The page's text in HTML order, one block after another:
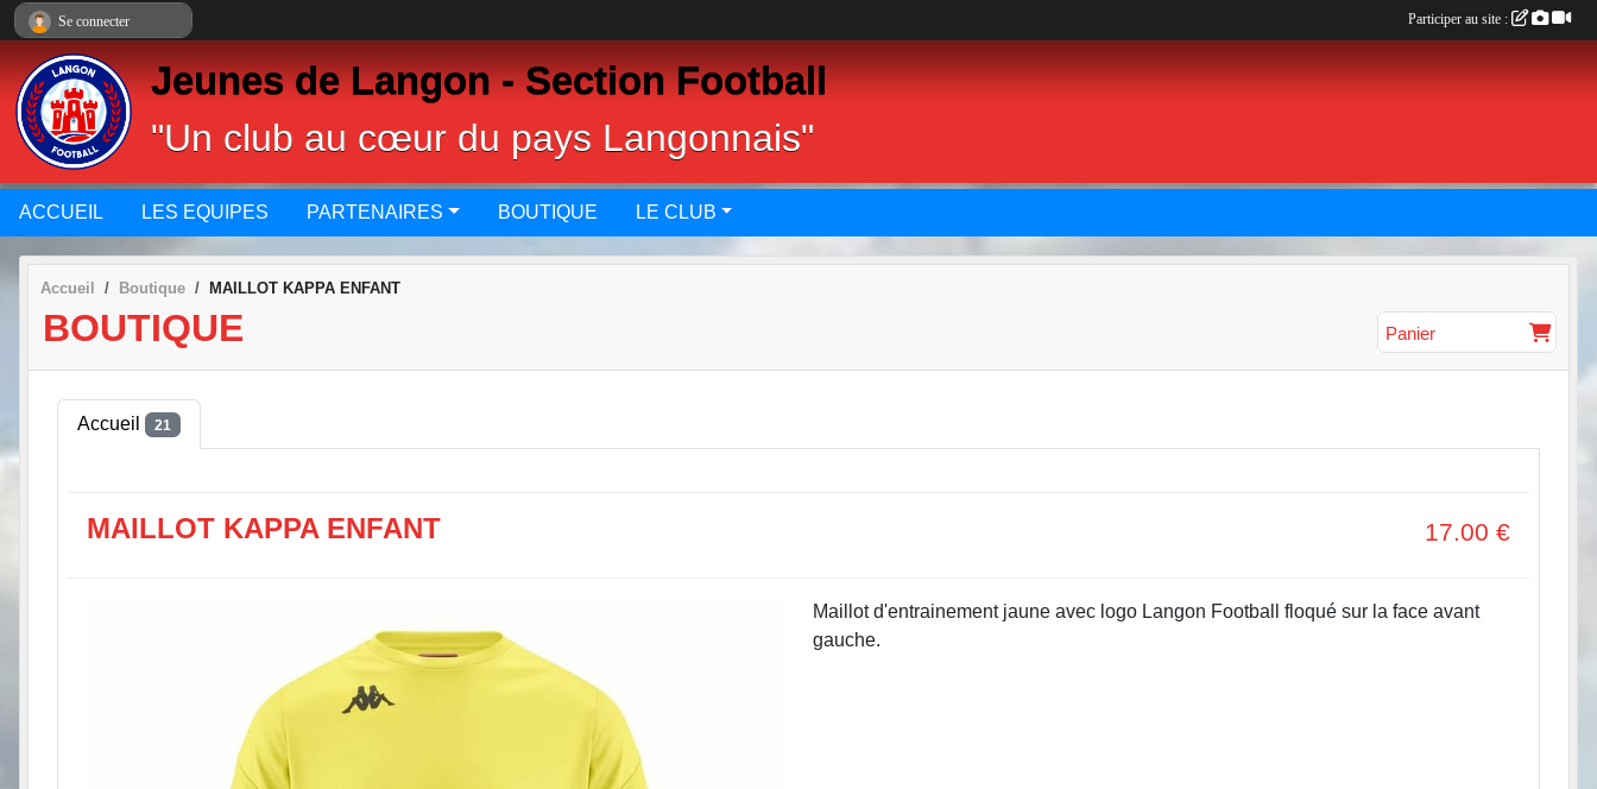
Jeunes de Langon - Section Football
"Un club au cœur du pays Langonnais"
ACCUEIL LES EQUIPES PARTENAIRES BOUTIQUE LE CLUB
Accueil Boutique MAILLOT KAPPA ENFANT
BOUTIQUE Panier
Accueil 21
MAILLOT KAPPA ENFANT 17.00 €
Maillot d'entrainement jaune avec logo Langon Football floqué sur la face avant
gauche.
Se connecter Participer au site :
Panneau de gestion des cookies